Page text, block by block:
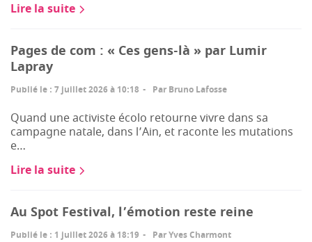
Lire la suite
Pages de com : « Ces gens-là » par Lumir
Lapray
Publié le : 7 juillet 2026 à 10:18 Par Bruno Lafosse
Quand une activiste écolo retourne vivre dans sa
campagne natale, dans l’Ain, et raconte les mutations
e…
Lire la suite
Au Spot Festival, l’émotion reste reine
Publié le : 1 juillet 2026 à 18:19 ParYves Charmont